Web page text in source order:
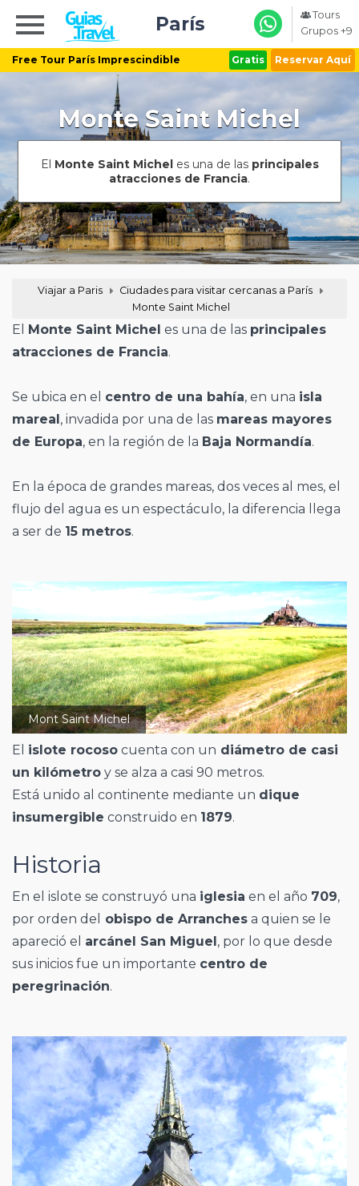
Free Tour París Imprescindible Gratis Reservar Aquí
París
Tours
Grupos +9
Monte Saint Michel
El Monte Saint Micheles una de las principales
atracciones de Francia.
Viajar a Paris
Ciudades para visitar cercanas a París
Monte Saint Michel
El Monte Saint Michel es una de las principales
atracciones de Francia.
Se ubica en el centro de una bahía, en una isla
mareal, invadida por una de las mareas mayores
de Europa, en la región de la Baja Normandía.
En la época de grandes mareas, dos veces al mes, el
flujo del agua es un espectáculo, la diferencia llega
a ser de 15 metros.
Mont Saint Michel
El islote rocoso cuenta con un diámetro de casi
un kilómetro y se alza a casi 90 metros.
Está unido al continente mediante un dique
insumergible construido en 1879.
Historia
En el islote se construyó una iglesia en el año 709,
por orden del
obispo de Arranches a quien se le
apareció el arcánel San Miguel , por lo que desde
sus inicios fue un importante centro de
peregrinación.